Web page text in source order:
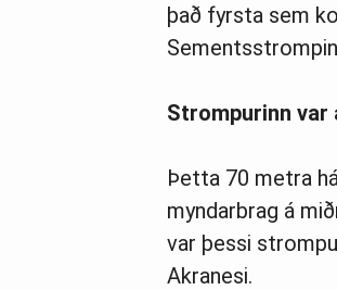
það fyrsta sem
Strompurinn var
Þetta 70 metra
myndarbrag á
var þessi
Akranesi.